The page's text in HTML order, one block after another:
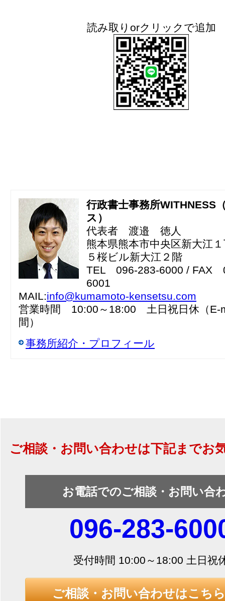
読み取りorクリックで追加
行政書士事務所WITHNESS
ス）
代表者 渡邉 徳人
熊本県熊本市中央区新大江
５桜ビル新大江２階
TEL 096-283-6000 / FAX
6001
MAIL:info@kumamoto-kensetsu.com
営業時間 10:00～18:00 土日祝日休（E-
間）
事務所紹介・プロフィール
ご相談・お問い合わせは下記までお
お電話でのご相談・お問い合
096-283-
受付時間 10:00～18:00 土日祝
ご相談・お問い合わせはこち